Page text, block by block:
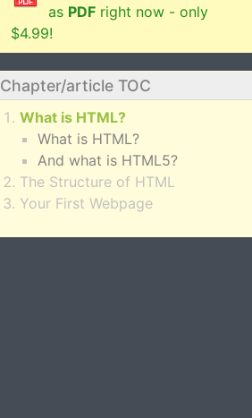
as PDF right now - only
$4.99!
Chapter/article TOC
What is HTML?
What is HTML?
And what is HTML5?
The Structure of HTML
Your First Webpage